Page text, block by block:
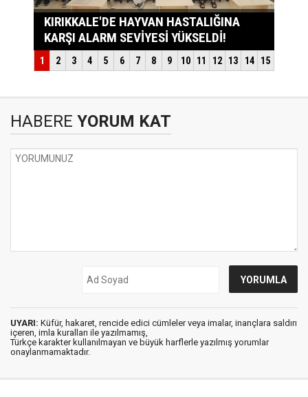
HABERE YORUM KAT
UYARI: Küfür, hakaret, rencide edici cümleler veya imalar, inançlara saldırı
içeren, imla kuralları ile yazılmamış,
Türkçe karakter kullanılmayan ve büyük harflerle yazılmış yorumlar
onaylanmamaktadır.